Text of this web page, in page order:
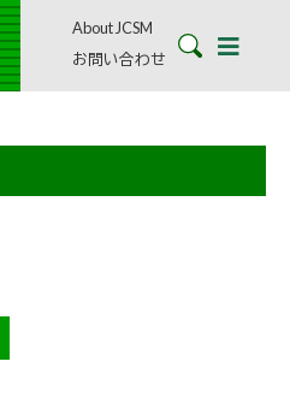
About JCSM
お問い合わせ